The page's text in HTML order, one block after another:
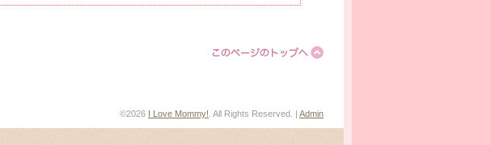
©2026 I Love Mommy! . All Rights Reserved. | Admin